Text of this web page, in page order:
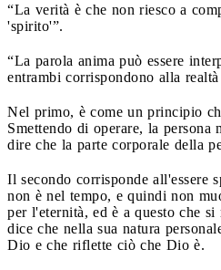
“La verità è che non riesco a
'spirito'”.
“La parola anima può essere
entrambi corrispondono alla
Nel primo, è come un principio
Smettendo di operare, la
dire che la parte corporale della
Il secondo corrisponde all'essere
non è nel tempo, e quindi non
per l'eternità, ed è a questo che
dice che nella sua natura
Dio e che riflette ciò che Dio è.